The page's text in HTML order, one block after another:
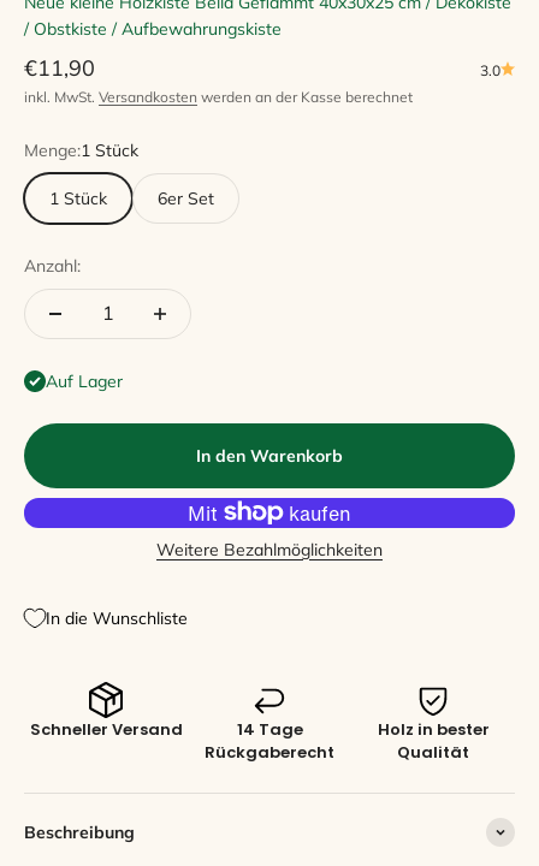
/ Obstkiste / Aufbewahrungskiste
Angebot
€11,90
3.0
inkl. MwSt. Versandkosten werden an der Kasse berechnet
Menge:1 Stück
1 Stück 6er Set
Anzahl:
Auf Lager
In den Warenkorb
Weitere Bezahlmöglichkeiten
In die Wunschliste
Schneller Versand
14 Tage
Rückgaberecht
Holz in bester
Qualität
Beschreibung